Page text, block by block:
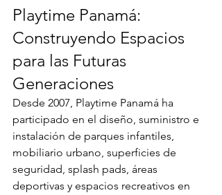
Playtime Panamá:
Construyendo Espacios
para las Futuras
Generaciones
Desde 2007, Playtime Panamá ha
participado en el diseño, suministro e
instalación de parques infantiles,
mobiliario urbano, superficies de
seguridad, splash pads, áreas
deportivas y espacios recreativos en